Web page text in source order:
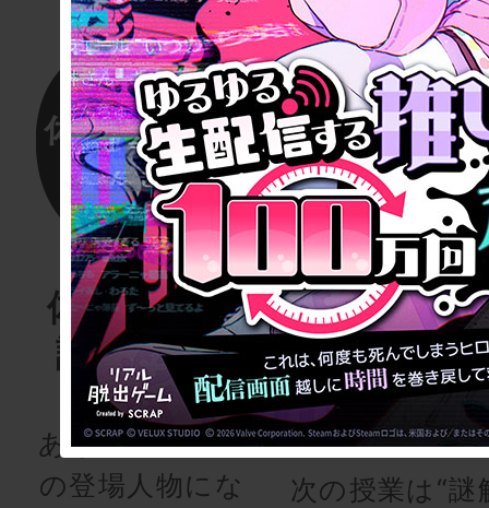
体験する物
語project
あなたも、物語
の登場人物にな
リアル脱
ゲーム
for
次の授業は“謎